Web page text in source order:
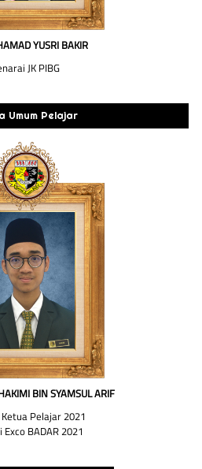
YUSRI BAKIR
JK PIBG
Umum Pelajar
BIN SYAMSUL ARIF
Pelajar 2021
BADAR 2021